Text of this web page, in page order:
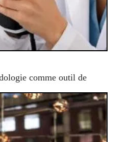
comme outil de